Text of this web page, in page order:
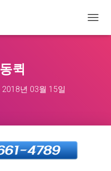
비
퀵
2018년 03월 15일